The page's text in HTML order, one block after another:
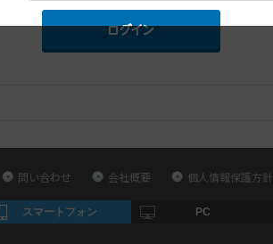
問い合わせ 会社概要 個人情報保護方針
スマートフォン PC